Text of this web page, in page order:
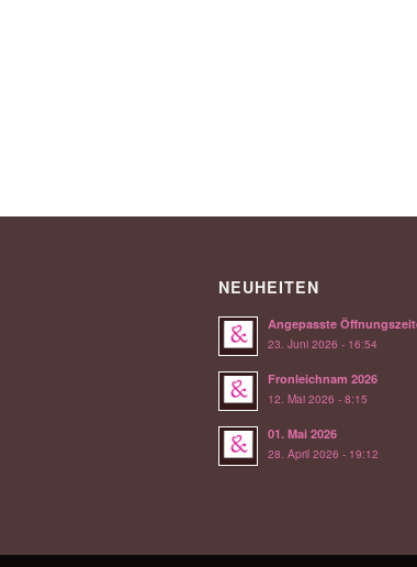
NEUHEITEN
Angepasste
23. Juni 2026 - 16:54
Fronleichnam 2026
12. Mai 2026 - 8:15
01. Mai 2026
28. April 2026 - 19:12